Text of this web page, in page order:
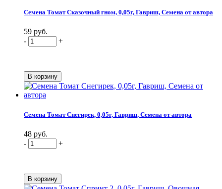
Семена Томат Сказочный гном, 0,05г, Гавриш, Семена от автора
59 руб.
-
+
Семена Томат Снегирек, 0,05г, Гавриш, Семена от автора
48 руб.
-
+